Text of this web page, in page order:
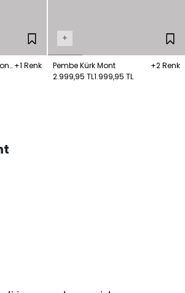
+1 Renk
+
Pembe Kürk Mont
+2 Renk
2.999,95 TL1.999,95 TL